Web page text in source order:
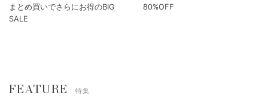
まとめ買いでさらにお得のBIG
SALE
80%OFF
FEATURE 特集